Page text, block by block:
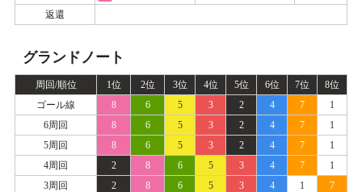
返還
グランドノート
周回/順位 1位 2位 3位 4位 5位 6位 7位
8位
ゴール線
8 6 5 3 2 4 7
1
6周回
8 6 5 3 2 4 7
1
5周回
8 6 5 3 2 4 7
1
4周回
2 8 6 5 3 4 7
1
3周回
2 8 6 5 3 4 1
7